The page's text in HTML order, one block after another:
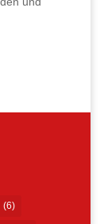
(6)